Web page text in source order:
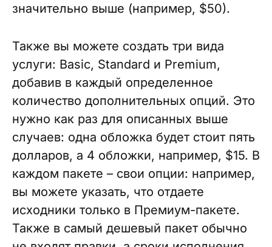
значительно выше (например, $50).
Также вы можете создать три вида
услуги: Basic, Standard и Premium,
добавив в каждый определенное
количество дополнительных опций. Это
нужно как раз для описанных выше
случаев: одна обложка будет стоит пять
долларов, а 4 обложки, например, $15. В
каждом пакете – свои опции: например,
вы можете указать, что отдаете
исходники только в Премиум-пакете.
Также в самый дешевый пакет обычно